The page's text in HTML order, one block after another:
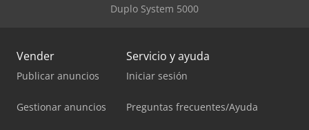
Duplo System 5000
Vender
Publicar anuncios
Gestionar anuncios
Servicio y ayuda
Iniciar sesión
Preguntas frecuentes/Ayuda